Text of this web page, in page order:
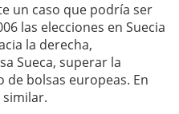
un caso que podría ser
las elecciones en Suecia
la derecha,
Sueca, superar la
bolsas europeas. En